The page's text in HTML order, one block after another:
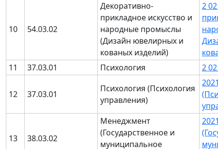
10 54.03.02
Декоративно-
прикладное искусство и
народные промыслы
(Дизайн ювелирных и
кованых изделий)
2
11
37.03.01 Психология 2
12 37.03.01
Психология (Психология
управления)
13 38.03.02
Менеджмент
(Государственное и
муниципальное